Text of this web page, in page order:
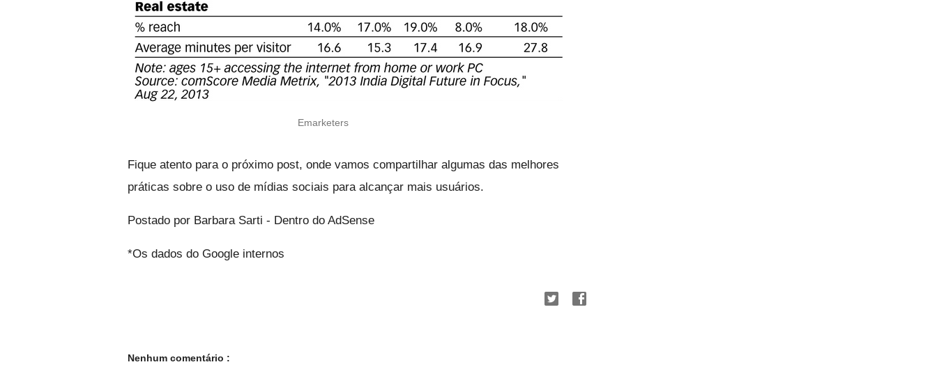
Emarketers
Fique atento para o próximo post, onde vamos compartilhar algumas das melhores
práticas sobre o uso de mídias sociais para alcançar mais usuários.
Postado por Barbara Sarti - Dentro do AdSense
*Os dados do Google internos
Nenhum comentário :